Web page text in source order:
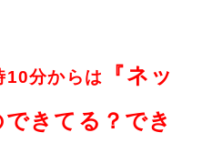
分からは
『ネッ
できてる？でき